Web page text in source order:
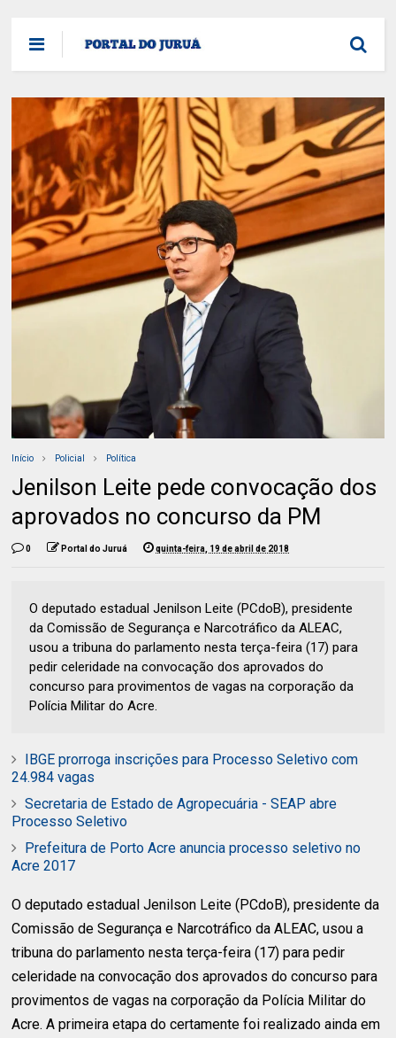
Início Policial Política
Jenilson Leite pede convocação dos
aprovados no concurso da PM
0 Portal do Juruá quinta-feira, 19 de abril de 2018
O deputado estadual Jenilson Leite (PCdoB), presidente
da Comissão de Segurança e Narcotráfico da ALEAC,
usou a tribuna do parlamento nesta terça-feira (17) para
pedir celeridade na convocação dos aprovados do
concurso para provimentos de vagas na corporação da
Polícia Militar do Acre.
IBGE prorroga inscrições para Processo Seletivo com
24.984 vagas
Secretaria de Estado de Agropecuária - SEAP abre
Processo Seletivo
Prefeitura de Porto Acre anuncia processo seletivo no
Acre 2017
O deputado estadual Jenilson Leite (PCdoB), presidente da
Comissão de Segurança e Narcotráfico da ALEAC, usou a
tribuna do parlamento nesta terça-feira (17) para pedir
celeridade na convocação dos aprovados do concurso para
provimentos de vagas na corporação da Polícia Militar do
Acre. A primeira etapa do certamente foi realizado ainda em